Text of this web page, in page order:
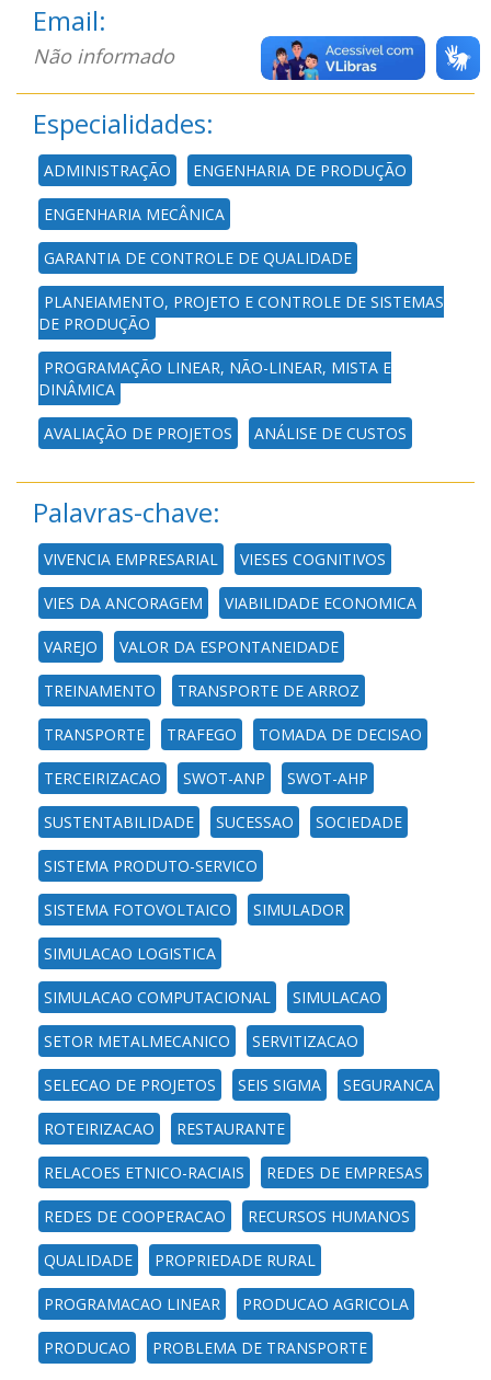
Email:
Não informado
Especialidades:
ADMINISTRAÇÃO ENGENHARIA DE PRODUÇÃO
ENGENHARIA MECÂNICA
GARANTIA DE CONTROLE DE QUALIDADE
PLANEJAMENTO, PROJETO E CONTROLE DE SISTEMAS
DE PRODUÇÃO
PROGRAMAÇÃO LINEAR, NÃO-LINEAR, MISTA E
DINÂMICA
AVALIAÇÃO DE PROJETOS ANÁLISE DE CUSTOS
Palavras-chave:
VIVENCIA EMPRESARIAL VIESES COGNITIVOS
VIES DA ANCORAGEM VIABILIDADE ECONOMICA
VAREJO VALOR DA ESPONTANEIDADE
TREINAMENTO TRANSPORTE DE ARROZ
TRANSPORTE TRAFEGO TOMADA DE DECISAO
TERCEIRIZACAO SWOT-ANP SWOT-AHP
SUSTENTABILIDADE SUCESSAO SOCIEDADE
SISTEMA PRODUTO-SERVICO
SISTEMA FOTOVOLTAICO SIMULADOR
SIMULACAO LOGISTICA
SIMULACAO COMPUTACIONAL SIMULACAO
SETOR METALMECANICO SERVITIZACAO
SELECAO DE PROJETOS SEIS SIGMA SEGURANCA
ROTEIRIZACAO RESTAURANTE
RELACOES ETNICO-RACIAIS REDES DE EMPRESAS
REDES DE COOPERACAO RECURSOS HUMANOS
QUALIDADE PROPRIEDADE RURAL
PROGRAMACAO LINEAR PRODUCAO AGRICOLA
PRODUCAO PROBLEMA DE TRANSPORTE